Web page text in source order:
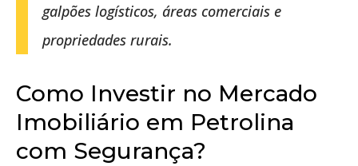
galpões logísticos, áreas comerciais e
propriedades rurais.
Como Investir no Mercado
Imobiliário em Petrolina
com Segurança?